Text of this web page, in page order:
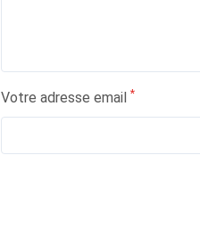
Votre adresse email *